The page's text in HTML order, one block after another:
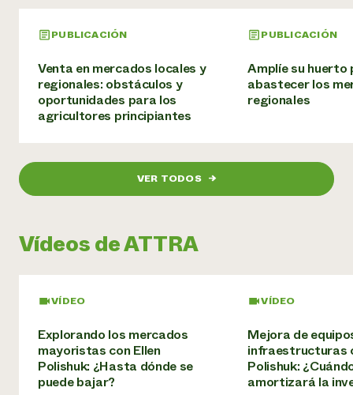
Servicios energéticos comerciales
Servicios energéticos residenciales
LIHEAP
Centro de intercambio de información AgriSolar
Noticias
Contratar a un becario
Llame a la
directa de
1-800-346-
contribuyen a la
resiliencia de la
comunidad.
DONAR AHORA
PUBLICACIÓN
Venta en mercados locales y
regionales: obstáculos y
oportunidades para los
agricultores principiantes
PUBLICACIÓN
Amplíe su huerto
abastecer los
regionales
VER TODOS →
Vídeos de ATTRA
VÍDEO
Explorando los mercados
mayoristas con Ellen
Polishuk: ¿Hasta dónde se
puede bajar?
VÍDEO
Mejora de
infraestructuras
Polishuk:
amortizará la